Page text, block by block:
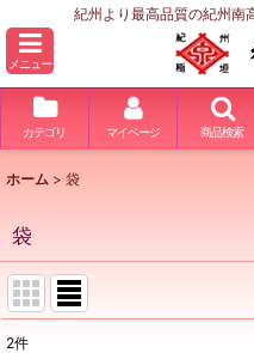
紀州より最高品質の紀州南
メニュー
カテゴリ マイページ 商品検索
ホーム > 袋
袋
2件